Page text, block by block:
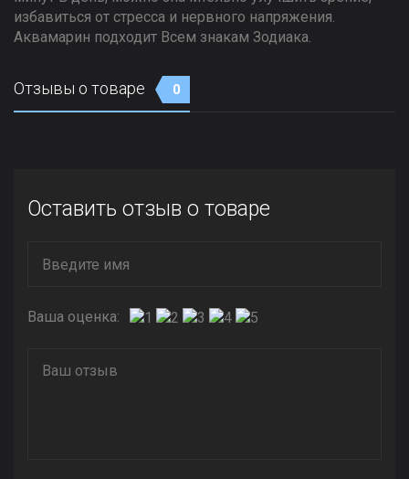
избавиться от стресса и нервного напряжения.
Аквамарин подходит Всем знакам Зодиака.
Отзывы о товаре 0
Оставить отзыв о товаре
Ваша оценка: